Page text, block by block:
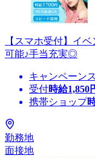
【スマホ受付】イ
可能♪手当充実◎
キャンペーン
受付時給1,850
携帯ショップ
勤務地
面接地